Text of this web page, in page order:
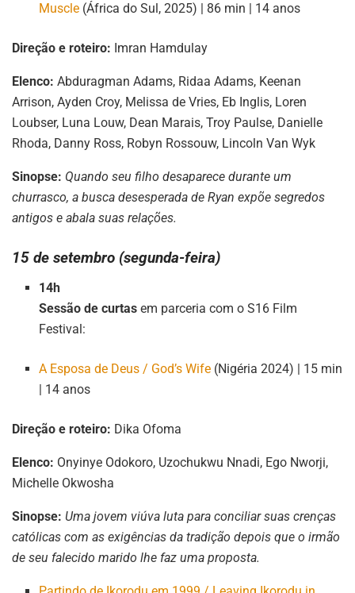
Muscle (África do Sul, 2025) | 86 min | 14 anos
Direção e roteiro: Imran Hamdulay
Elenco: Abduragman Adams, Ridaa Adams, Keenan
Arrison, Ayden Croy, Melissa de Vries, Eb Inglis, Loren
Loubser, Luna Louw, Dean Marais, Troy Paulse, Danielle
Rhoda, Danny Ross, Robyn Rossouw, Lincoln Van Wyk
Sinopse: Quando seu filho desaparece durante um
churrasco, a busca desesperada de Ryan expõe segredos
antigos e abala suas relações.
15 de setembro (segunda-feira)
14h
Sessão de curtas em parceria com o S16 Film
Festival:
A Esposa de Deus / God’s Wife (Nigéria 2024) | 15 min
| 14 anos
Direção e roteiro: Dika Ofoma
Elenco: Onyinye Odokoro, Uzochukwu Nnadi, Ego Nworji,
Michelle Okwosha
Sinopse: Uma jovem viúva luta para conciliar suas crenças
católicas com as exigências da tradição depois que o irmão
de seu falecido marido lhe faz uma proposta.